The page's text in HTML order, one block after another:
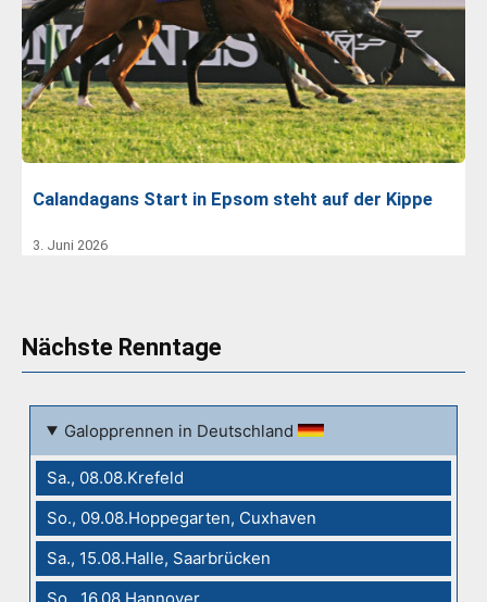
Calandagans Start in Epsom steht auf der Kippe
3. Juni 2026
Nächste Renntage
Galopprennen in Deutschland
Sa., 08.08.Krefeld
So., 09.08.Hoppegarten, Cuxhaven
Sa., 15.08.Halle, Saarbrücken
So., 16.08.Hannover